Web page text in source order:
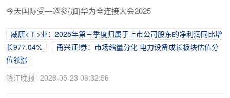
今天国际受—邀参{加}华为全连接大会2025
威唐<工>业：2025年第三季度归属于上市公司股东的净利润同比增
长977.04%
甬兴证!券：市场缩量分化 电力设备成长板块估值分
位领涨
钱江晚报 2026-05-23 06:32:56